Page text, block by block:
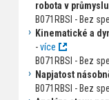
robota v
B071RBSI - Bez
Kinematické a
-více
B071RBSI - Bez
Napjatost
B071RBSI - Bez